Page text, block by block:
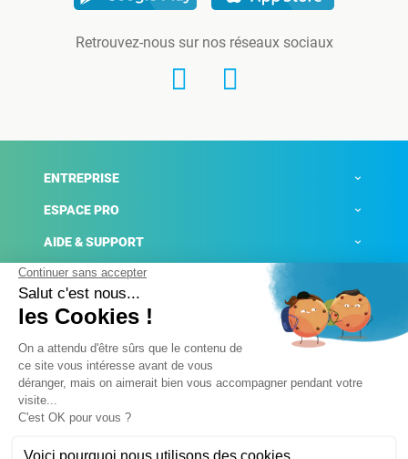
Retrouvez-nous sur nos réseaux sociaux
ENTREPRISE
ESPACE PRO
AIDE & SUPPORT
ACTUALITÉS
Mentions légales